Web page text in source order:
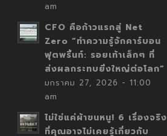
am
CFO คือก้าวแรกสู่ Net
Zero “ทำความรู้จักคาร์บอน
ฟุตพริ้นท์: รอยเท้าเล็กๆ ที่
ส่งผลกระทบยิ่งใหญ่ต่อโลก”
มกราคม 27, 2026 - 11:00
am
ไม่ใช่แค่ผ้าขนหนู! 6 เรื่องจริง
ที่คุณอาจไม่เคยรู้เกี่ยวกับ